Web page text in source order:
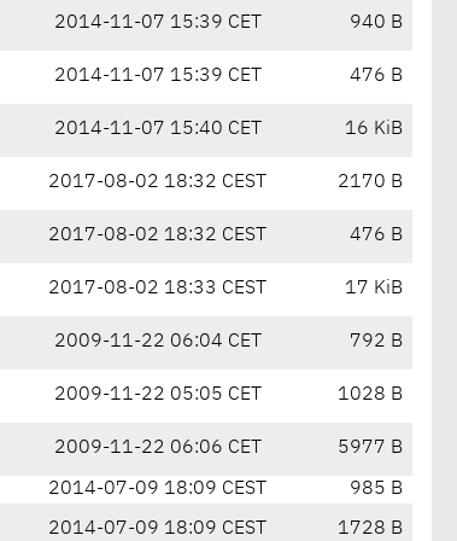
2014-11-07 15:39 CET 940 B
2014-11-07 15:39 CET 476 B
2014-11-07 15:40 CET 16 KiB
2017-08-02 18:32 CEST 2170 B
2017-08-02 18:32 CEST 476 B
2017-08-02 18:33 CEST 17 KiB
2009-11-22 06:04 CET 792 B
2009-11-22 05:05 CET 1028 B
2009-11-22 06:06 CET 5977 B
2014-07-09 18:09 CEST
985 B
2014-07-09 18:09 CEST 1728 B